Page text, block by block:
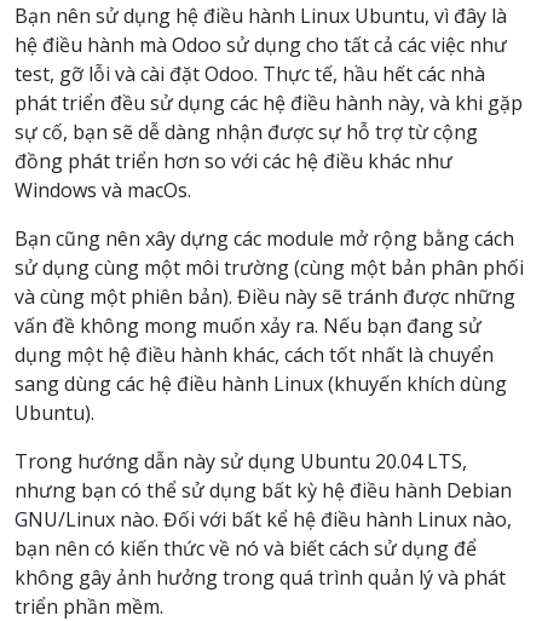
Bạn nên sử dụng hệ điều hành Linux Ubuntu, vì đây là
hệ điều hành mà Odoo sử dụng cho tất cả các việc như
test, gỡ lỗi và cài đặt Odoo. Thực tế, hầu hết các nhà
phát triển đều sử dụng các hệ điều hành này, và khi gặp
sự cố, bạn sẽ dễ dàng nhận được sự hỗ trợ từ cộng
đồng phát triển hơn so với các hệ điều khác như
Windows và macOs.
Bạn cũng nên xây dựng các module mở rộng bằng cách
sử dụng cùng một môi trường (cùng một bản phân phối
và cùng một phiên bản). Điều này sẽ tránh được những
vấn đề không mong muốn xảy ra. Nếu bạn đang sử
dụng một hệ điều hành khác, cách tốt nhất là chuyển
sang dùng các hệ điều hành Linux (khuyến khích dùng
Ubuntu).
Trong hướng dẫn này sử dụng Ubuntu 20.04 LTS,
nhưng bạn có thể sử dụng bất kỳ hệ điều hành Debian
GNU/Linux nào. Đối với bất kể hệ điều hành Linux nào,
bạn nên có kiến thức về nó và biết cách sử dụng để
không gây ảnh hưởng trong quá trình quản lý và phát
triển phần mềm.